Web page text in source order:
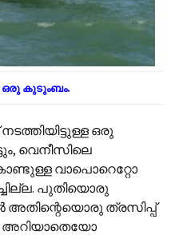
കുടുംബം.
ഒരു
വെനീസിലെ
വാപൊറെറ്റോ
പുതിയൊരു
ത്രസിപ്പ്
അറിയാതെയോ